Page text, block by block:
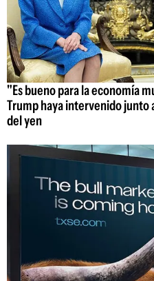
"Es bueno para la economía
Trump haya intervenido junto
del yen